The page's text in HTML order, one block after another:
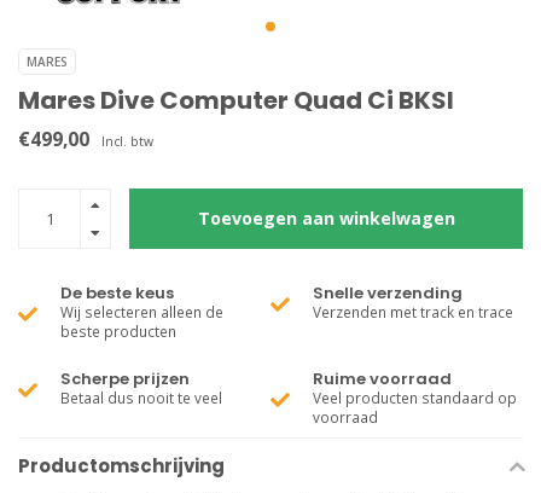
MARES
Mares Dive Computer Quad Ci BKSI
€499,00 Incl. btw
Toevoegen aan winkelwagen
De beste keus
Wij selecteren alleen de
beste producten
Snelle verzending
Verzenden met track en trace
Scherpe prijzen
Betaal dus nooit te veel
Ruime voorraad
Veel producten standaard op
voorraad
Productomschrijving